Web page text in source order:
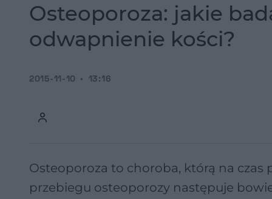
Osteoporoza: jakie
odwapnienie kości?
2015-11-10 13:16
Osteoporoza to choroba, którą na
przebiegu osteoporozy następuje